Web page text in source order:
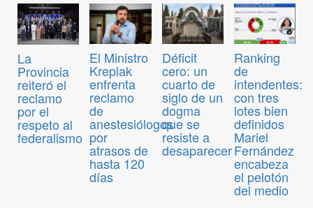
La
Provincia
reiteró el
reclamo
por el
respeto al
federalismo
El Ministro
Kreplak
enfrenta
reclamo
de
anestesiólogos
por
atrasos de
hasta 120
días
Déficit
cero: un
cuarto de
siglo de un
dogma
que se
resiste a
desaparecer
Ranking
de
intendentes:
con tres
lotes bien
definidos
Mariel
Fernández
encabeza
el pelotón
del medio